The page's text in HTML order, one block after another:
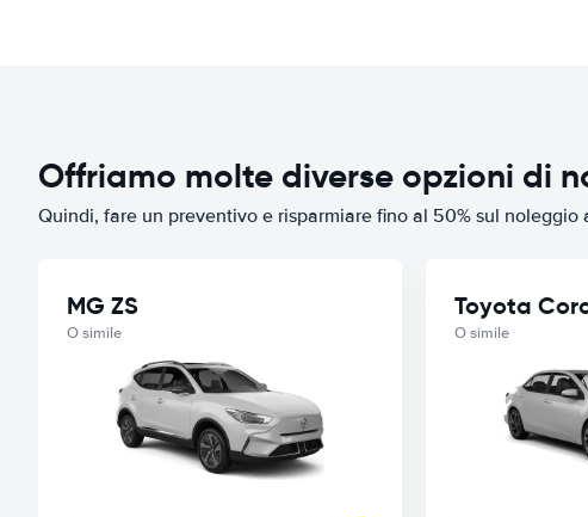
Offriamo molte diverse opzioni di
Quindi, fare un preventivo e risparmiare fino al 50% sul noleggio
MG ZS
O simile
Toyota
O simile